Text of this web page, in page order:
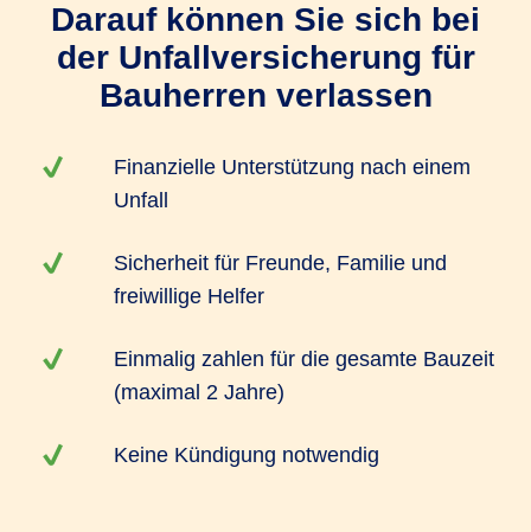
Darauf können Sie sich bei
der Unfallversicherung für
Bauherren verlassen
Finanzielle Unterstützung nach einem
Unfall
Sicherheit für Freunde, Familie und
freiwillige Helfer
Einmalig zahlen für die gesamte Bauzeit
(maximal 2 Jahre)
Keine Kündigung notwendig